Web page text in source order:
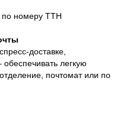
номеру ТТН
доставке,
легкую
почтомат или по